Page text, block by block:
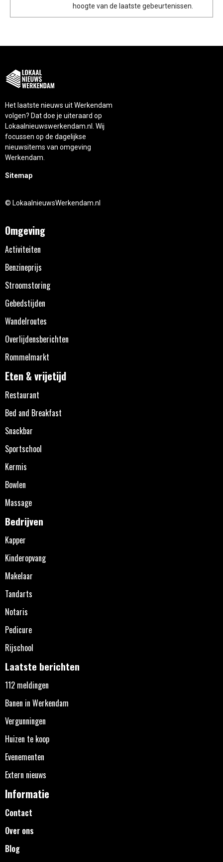
hoogte van de laatste gebeurtenissen.
Het laatste nieuws uit Werkendam
volgen? Dat doe je uiteraard op
Lokaalnieuwswerkendam.nl. Wij
focussen op de dagelijkse
nieuwsitems van omgeving
Werkendam.
Sitemap
© LokaalnieuwsWerkendam.nl
Omgeving
Activiteiten
Benzineprijs
Stroomstoring
Gebedstijden
Wandelroutes
Overlijdensberichten
Rommelmarkt
Eten & vrijetijd
Restaurant
Bed and Breakfast
Snackbar
Sportschool
Kermis
Bowlen
Massage
Bedrijven
Kapper
Kinderopvang
Makelaar
Tandarts
Notaris
Pedicure
Rijschool
Laatste berichten
112 meldingen
Banen in Werkendam
Vergunningen
Huizen te koop
Evenementen
Extern nieuws
Informatie
Contact
Over ons
Blog